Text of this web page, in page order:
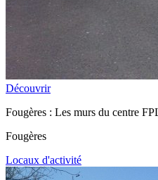
Découvrir
Fougères : Les murs du centre
Fougères
Locaux d'activité